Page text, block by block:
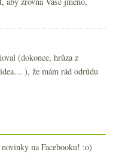
(dokonce, hrůza z
), že mám rád odrůdu
na Facebooku! :o)